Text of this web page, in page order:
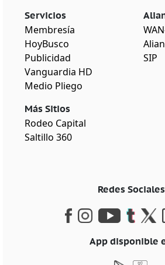
Servicios
Membresía
HoyBusco
Publicidad
Vanguardia HD
Medio Pliego
Más Sitios
Rodeo Capital
Saltillo 360
SIP
Redes Sociales
App disponible